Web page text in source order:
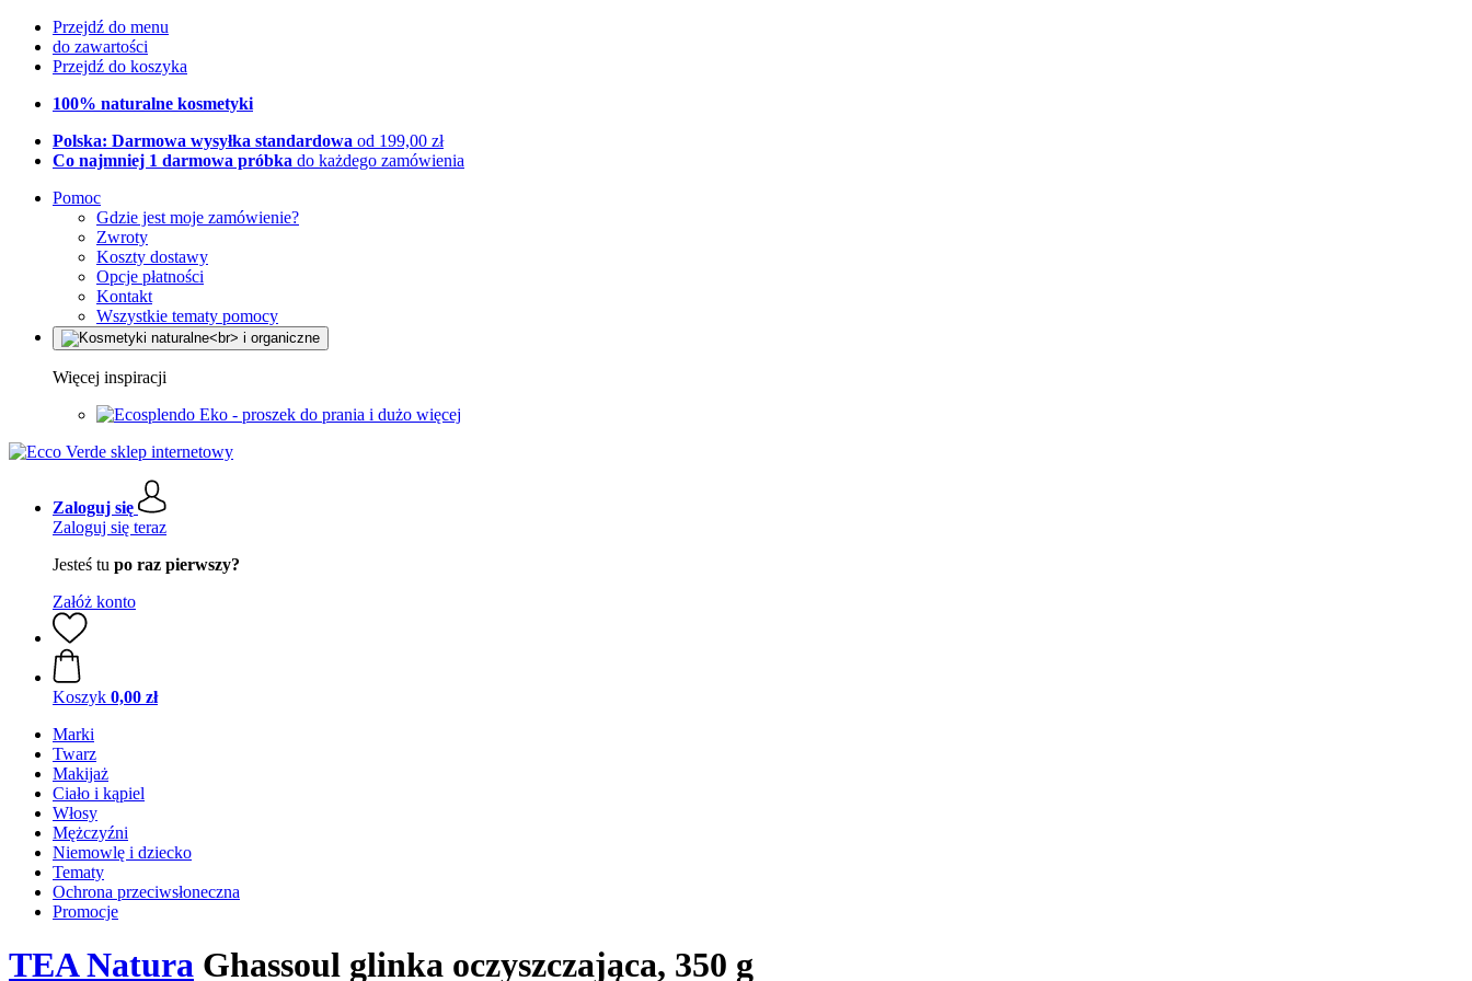
Przejdź do menu
do zawartości
Przejdź do koszyka
100% naturalne kosmetyki
Polska: Darmowa wysyłka standardowa od 199,00 zł
Co najmniej 1 darmowa próbka do każdego zamówienia
Pomoc
Gdzie jest moje zamówienie?
Zwroty
Koszty dostawy
Opcje płatności
Kontakt
Wszystkie tematy pomocy
Więcej inspiracji
Eko - proszek do prania i dużo więcej
Zaloguj się
Zaloguj się teraz
Jesteś tu po raz pierwszy?
Załóż konto
Koszyk 0,00 zł
Marki
Twarz
Makijaż
Ciało i kąpiel
Włosy
Mężczyźni
Niemowlę i dziecko
Tematy
Ochrona przeciwsłoneczna
Promocje
TEA Natura Ghassoul glinka oczyszczająca, 350 g